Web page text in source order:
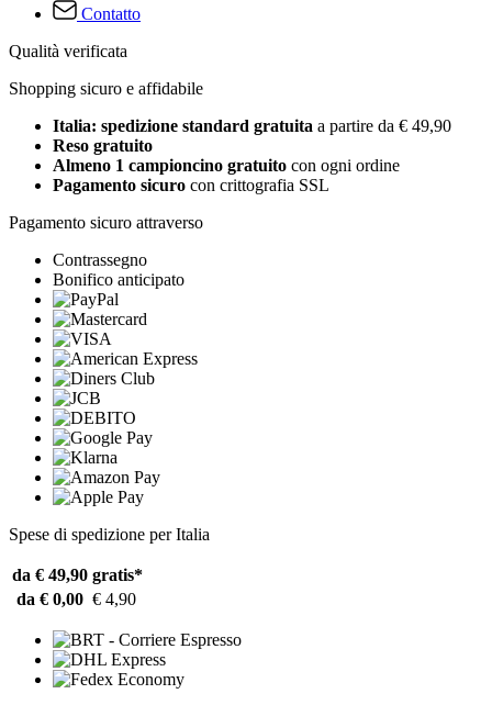
Contatto
Qualità verificata
Shopping sicuro e affidabile
Italia: spedizione standard gratuita a partire da € 49,90
Reso gratuito
Almeno 1 campioncino gratuito con ogni ordine
Pagamento sicuro con crittografia SSL
Pagamento sicuro attraverso
Contrassegno
Bonifico anticipato
Spese di spedizione per Italia
da € 49,90 gratis*
da € 0,00 € 4,90